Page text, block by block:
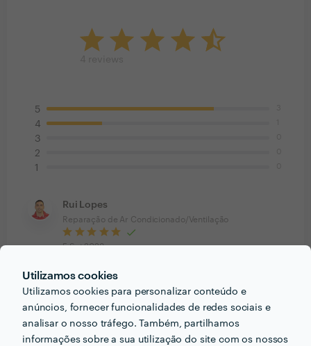
Utilizamos cookies
Utilizamos cookies para personalizar conteúdo e
anúncios, fornecer funcionalidades de redes sociais e
analisar o nosso tráfego. Também, partilhamos
informações sobre a sua utilização do site com os nossos
5
4
3
2
1
Rui Lopes
Reparação de Ar Condicionado/Ventilação
5 Set 2023
Conseguiu resolver o problema, e esteve disponível
para voltar ao local para uma ajuste. Satisfeito com a
prestação.
Guilherme Manso